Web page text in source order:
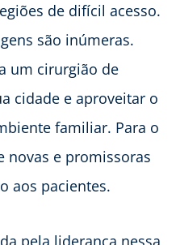
de difícil acesso.
são inúmeras.
um cirurgião de
cidade e aproveitar o
familiar. Para o
novas e promissoras
aos pacientes.
pela liderança nessa